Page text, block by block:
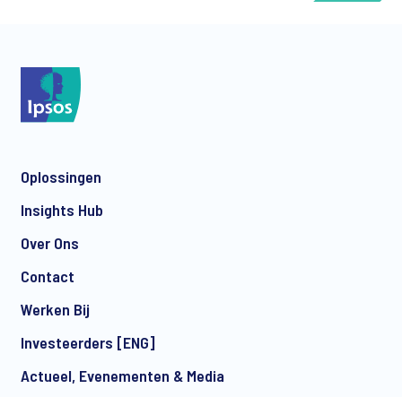
Oplossingen
Insights Hub
Over Ons
Contact
Werken Bij
Investeerders [ENG]
Actueel, Evenementen & Media